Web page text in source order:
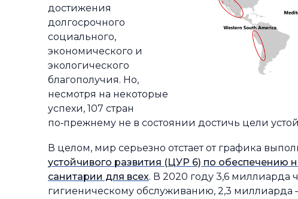
достижения
долгосрочного
социального,
экономического и
экологического
благополучия. Но,
несмотря на некоторые
успехи, 107 стран
по‑прежнему не в состоянии достичь цели
В целом, мир серьезно отстает от графика
устойчивого развития (ЦУР 6) по обеспечению
санитарии для всех. В 2020 году 3,6 миллиарда
гигиеническому обслуживанию, 2,3